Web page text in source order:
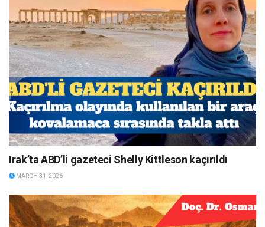
Irak’ta ABD’li gazeteci Shelly Kittleson kaçırıldı
MARCH 31, 2026